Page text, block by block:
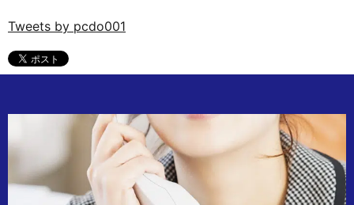
Tweets by pcdo001